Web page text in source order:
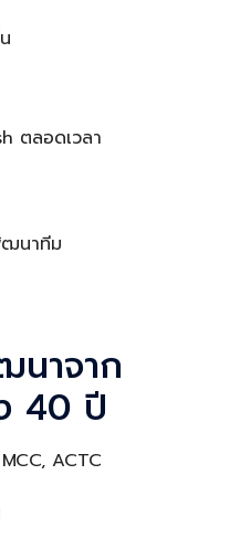
ตลอดเวลา
นาทีม
าจาก
40 ปี
ACTC